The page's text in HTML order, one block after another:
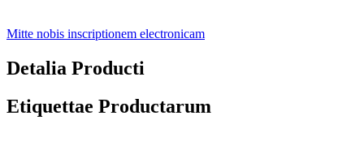
Mitte nobis inscriptionem electronicam
Detalia Producti
Etiquettae Productarum